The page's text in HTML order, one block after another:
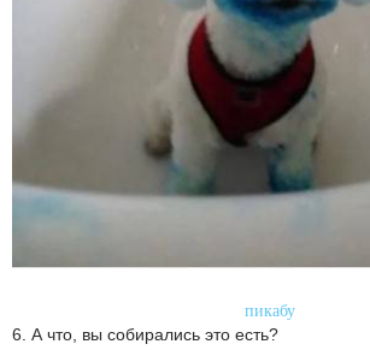
пикабу
6. А что, вы собирались это есть?